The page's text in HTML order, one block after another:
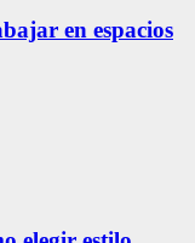
en espacios